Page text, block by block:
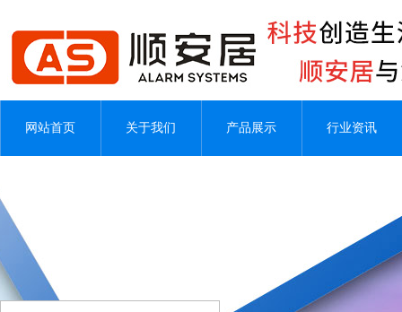
网站首页 关于我们 产品展示 行业资讯